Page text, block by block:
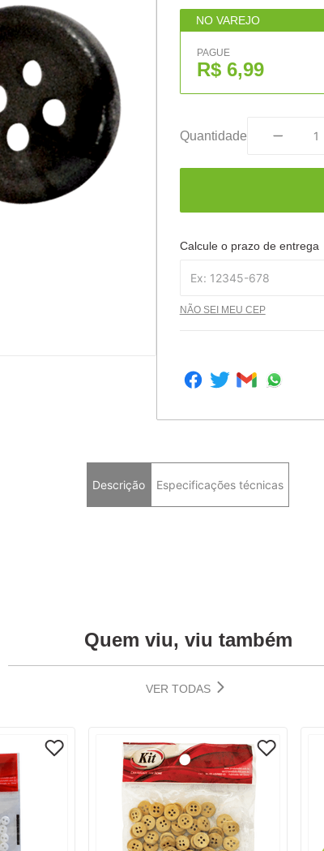
NO VAREJO
PAGUE
R$ 6,99
Quantidade
Calcule o prazo de entrega
NÃO SEI MEU CEP
Descrição Especificações técnicas
Quem viu, viu também
VER TODAS